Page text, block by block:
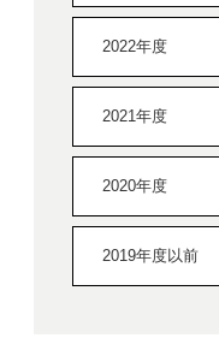
2022年度
2021年度
2020年度
2019年度以前